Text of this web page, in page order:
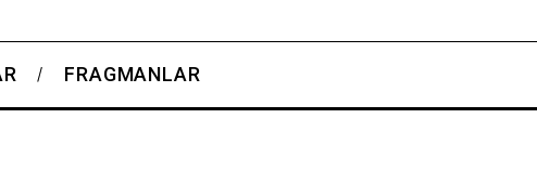
FRAGMANLAR